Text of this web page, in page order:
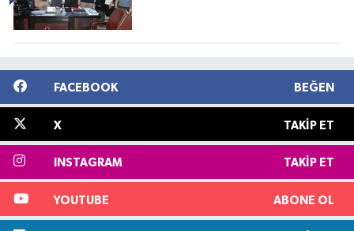
FACEBOOK BEĞEN
X TAKIP ET
INSTAGRAM TAKIP ET
YOUTUBE ABONE OL